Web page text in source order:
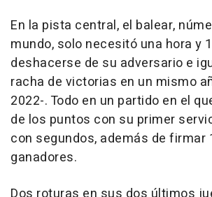
En la pista central, el balear,
mundo, solo necesitó una hora y
deshacerse de su adversario e
racha de victorias en un mismo
2022-. Todo en un partido en el
de los puntos con su primer
con segundos, además de firmar
ganadores.